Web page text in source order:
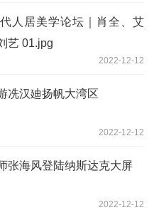
人居美学论坛｜肖全、艾
艺 01.jpg
2022-12-12
冼汉廸扬帆大湾区
2022-12-12
张海风登陆纳斯达克大屏
2022-12-12